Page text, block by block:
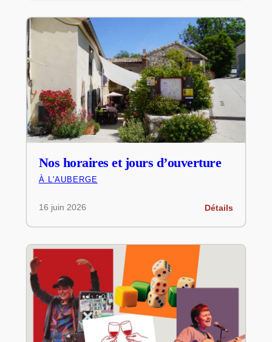
Nos horaires et jours d’ouverture
À L'AUBERGE
16 juin 2026 Détails